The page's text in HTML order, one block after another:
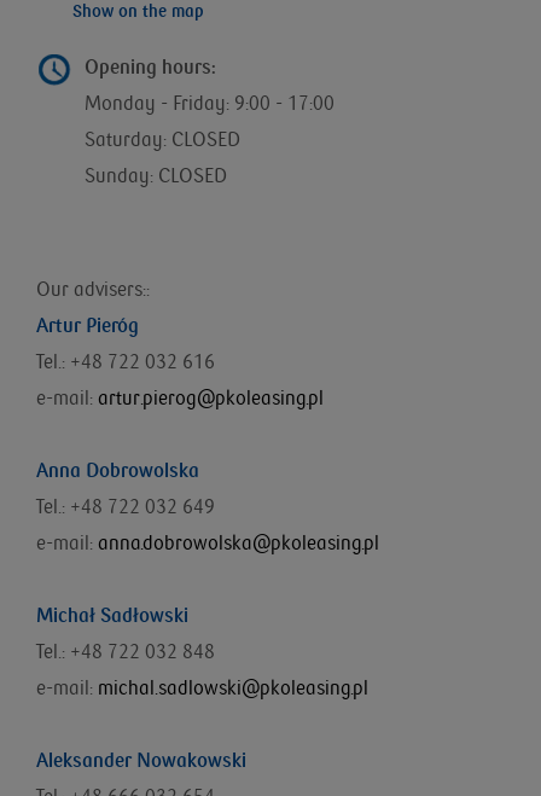
Show on the map
Opening hours:
Monday - Friday: 9:00 - 17:00
Saturday: CLOSED
Sunday: CLOSED
Our advisers::
Artur Pieróg
Tel.: +48 722 032 616
e-mail: artur.pierog@pkoleasing.pl
Anna Dobrowolska
Tel.: +48 722 032 649
e-mail: anna.dobrowolska@pkoleasing.pl
Michał Sadłowski
Tel.: +48 722 032 848
e-mail: michal.sadlowski@pkoleasing.pl
Aleksander Nowakowski